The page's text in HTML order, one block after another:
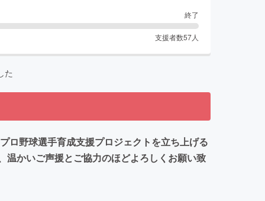
終了
支援者数57人
た
ロ野球選手育成支援プロジェクトを立ち上げる
温かいご声援とご協力のほどよろしくお願い致